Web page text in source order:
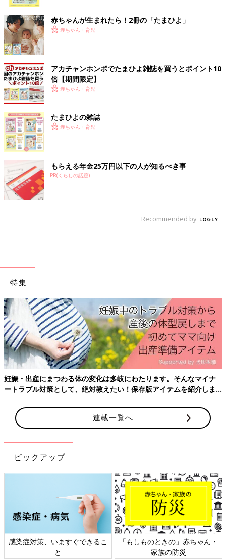
って授乳につき合ってくれたからなんだと思っています。
ただ、すぐには戻らないので、妊娠期間の10カ月と同じぐらいの
期間をかけて戻していきました。あとは、離乳食が始まると、子
どもたちが食べればそれだけ、必要な母乳の量も減っていくの
それから、夜中におなかがすいて何度か起きても、夜食を食べる
ことは絶対にしなかったですね。そこを解禁してしまうと、胃袋
が夜中もずっと働いてしまうので、そこは気をつけていました。
あとは、姿勢もすごく大事なんです。授乳をすると、どうしても
猫背になってしまいがちなので、骨盤を立てるような体勢で、腹
筋を使っていることを意識しながら授乳をしていました。ひざと
腕の間に厚みのあるクッションを置いて、赤ちゃんの頭の位置を
少し上げると、おっぱいも引っ張られないので伸びないんです
よ。それに、赤ちゃんもしっかりパクッと乳首をくわえられるん
ですね。
あとは、椅子に座って授乳するときに、足の高さをあげると自然
してやっていました。「抱っこ！」と言われたら、こんなにかわ
いいウエイトはないなと思っていましたね。抱っこも、私が右利
が、何もすることがなかったら、右側で抱っこをするようにする
など、左右の抱っこを意識していました。授乳も抱っこの際も、
左右のバランスには気をつけていましたね。
離婚をしても、3人にとってのママとパパはずっと
変わらないよと伝えた
七五三の家族写真。
――シングルマザーを選択したときの、熊田さんの気持ちや、子
赤ちゃんが生まれたら！2冊の「たまひよ」
赤ちゃん・育児
アカチャンホンポでたまひよ雑誌を買うとポイント10
倍【期間限定】
赤ちゃん・育児
たまひよの雑誌
赤ちゃん・育児
もらえる年金25万円以下の人が知るべき事
PR(くらしの話題)
Recommended by
特集
妊娠・出産にまつわる体の変化は多岐にわたります。そんなマイナ
ートラブル対策として、絶対教えたい！保存版アイテムを紹介しま
連載一覧へ
ピックアップ
感染症対策、いますぐできるこ
と
「もしものときの」赤ちゃん・
家族の防災